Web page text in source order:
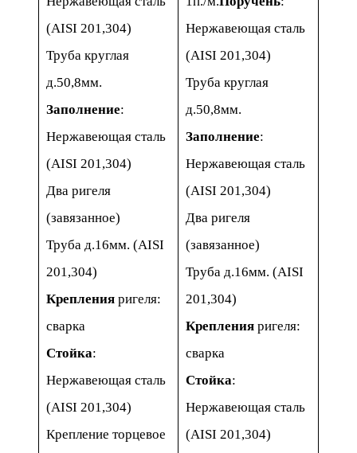
(AISI 201,304)
Труба круглая
д.50,8мм.
Заполнение:
Нержавеющая сталь
(AISI 201,304)
Два ригеля
(завязанное)
Труба д.16мм. (AISI
201,304)
Крепленияригеля:
сварка
Стойка:
Нержавеющая сталь
(AISI 201,304)
Крепление торцевое
Нержавеющая сталь
(AISI 201,304)
Труба круглая
д.50,8мм.
Заполнение:
Нержавеющая сталь
(AISI 201,304)
Два ригеля
(завязанное)
Труба д.16мм. (AISI
201,304)
Крепленияригеля:
сварка
Стойка:
Нержавеющая сталь
(AISI 201,304)